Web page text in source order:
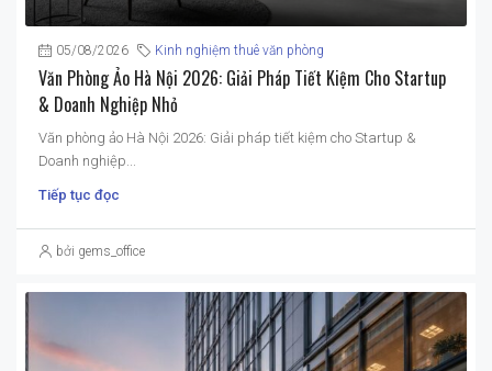
05/08/2026 Kinh nghiệm thuê văn phòng
Văn Phòng Ảo Hà Nội 2026: Giải Pháp Tiết Kiệm Cho Startup
& Doanh Nghiệp Nhỏ
Văn phòng ảo Hà Nội 2026: Giải pháp tiết kiệm cho Startup &
Doanh nghiệp...
Tiếp tục đọc
bởi gems_office